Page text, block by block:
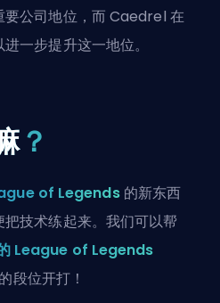
要公司地位，而 Caedrel 在
一步提升这一地位。
？
of Legends的新东西
技术练起来。我们可以帮
League of Legends
段位开打！